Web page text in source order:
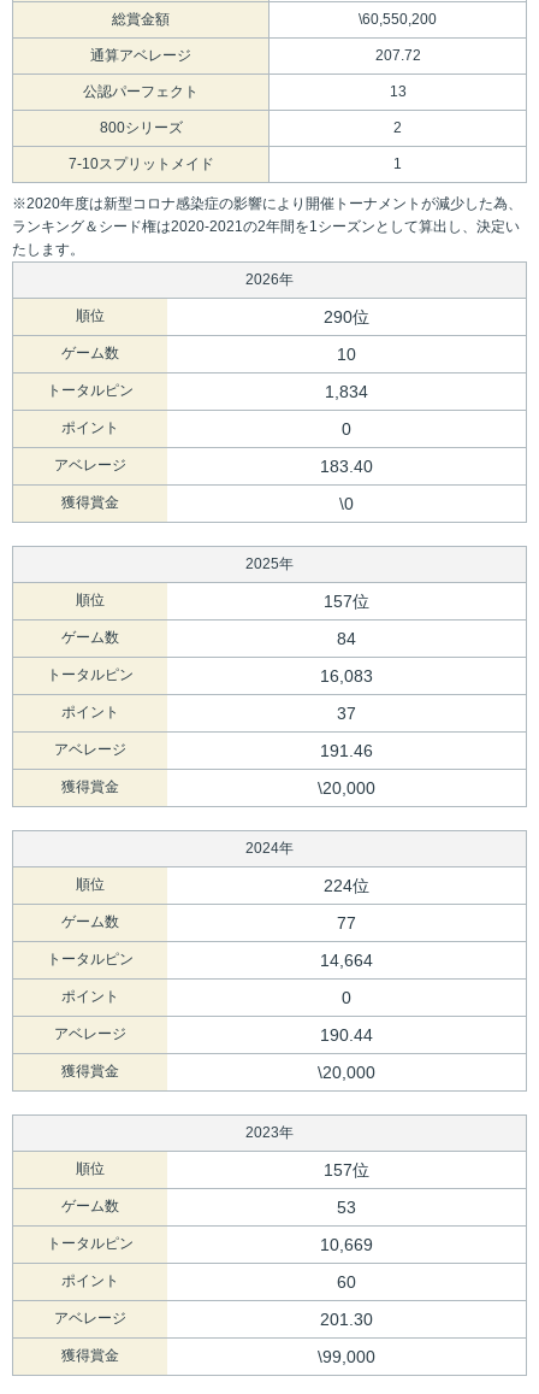
総賞金額 \60,550,200
通算アベレージ 207.72
公認パーフェクト 13
800シリーズ 2
7-10スプリットメイド 1
※2020年度は新型コロナ感染症の影響により開催トーナメントが減少した為、
ランキング＆シード権は2020-2021の2年間を1シーズンとして算出し、決定い
たします。
2026年
順位 290位
ゲーム数 10
トータルピン 1,834
ポイント 0
アベレージ 183.40
獲得賞金 \0
2025年
順位 157位
ゲーム数 84
トータルピン 16,083
ポイント 37
アベレージ 191.46
獲得賞金 \20,000
2024年
順位 224位
ゲーム数 77
トータルピン 14,664
ポイント 0
アベレージ 190.44
獲得賞金 \20,000
2023年
順位 157位
ゲーム数 53
トータルピン 10,669
ポイント 60
アベレージ 201.30
獲得賞金 \99,000